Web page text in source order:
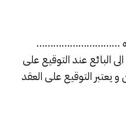
قدره …………………………
البائع عند التوقيع على
و يعتبر التوقيع على العقد